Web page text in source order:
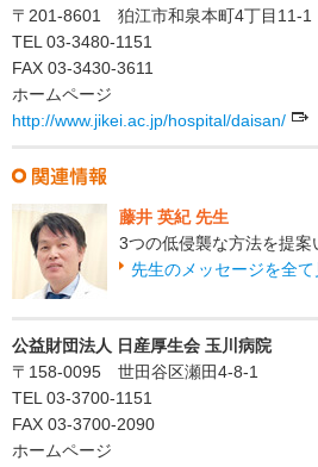
〒201-8601 狛江市和泉本町4丁目11-1
TEL 03-3480-1151
FAX 03-3430-3611
ホームページ
http://www.jikei.ac.jp/hospital/daisan/
藤井 英紀 先生
3つの低侵襲な方法を提案
先生のメッセージを全て
公益財団法人 日産厚生会 玉川病院
〒158-0095 世田谷区瀬田4-8-1
TEL 03-3700-1151
FAX 03-3700-2090
ホームページ